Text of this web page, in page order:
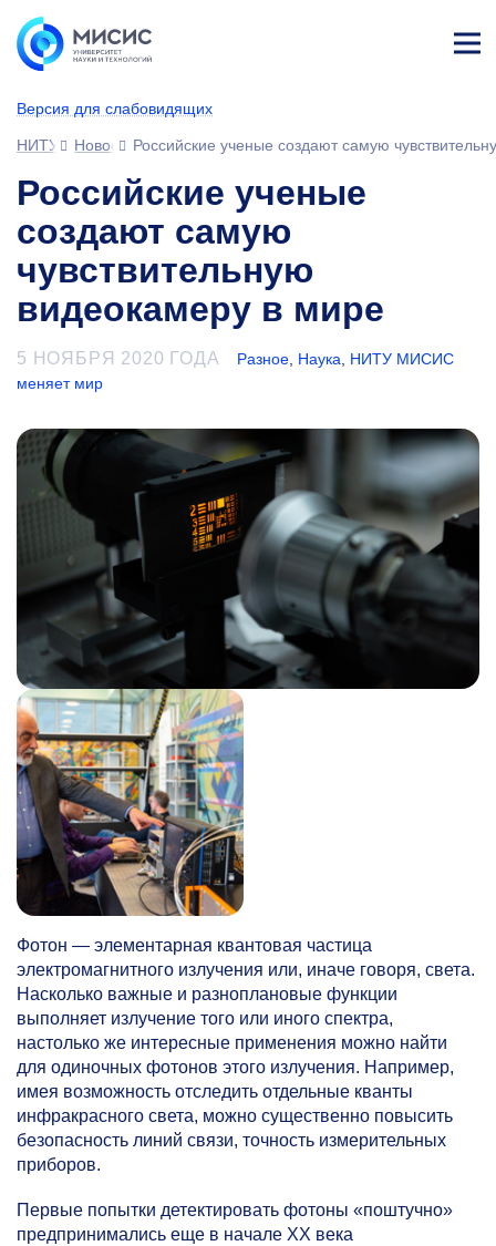
Версия для слабовидящих
ине
НИТУ МИСИС
НовостиРоссийские ученые создают самую
Российские ученые
создают самую
чувствительную
видеокамеру в мире
5 НОЯБРЯ 2020 ГОДА Разное Наука
НИТУ МИСИС
меняет мир
Фотон — элементарная квантовая частица
электромагнитного излучения или, иначе говоря, света.
Насколько важные и разноплановые функции
выполняет излучение того или иного спектра,
настолько же интересные применения можно найти
для одиночных фотонов этого излучения. Например,
имея возможность отследить отдельные кванты
инфракрасного света, можно существенно повысить
безопасность линий связи, точность измерительных
приборов.
Первые попытки детектировать фотоны «поштучно»
предпринимались еще в начале XX века